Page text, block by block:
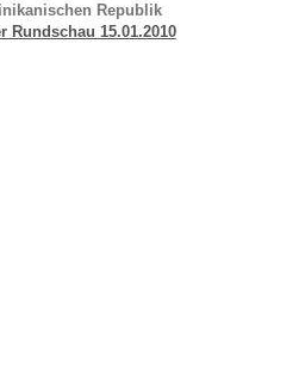
Republik
Rundschau 15.01.2010